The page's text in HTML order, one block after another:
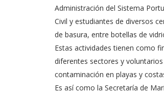
Administración del Sistema
Civil y estudiantes de diversos
de basura, entre botellas de
Estas actividades tienen como
diferentes sectores y
contaminación en playas y
Es así como la Secretaría de